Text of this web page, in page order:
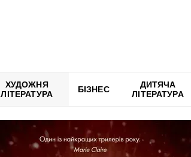
ХУДОЖНЯ
ЛІТЕРАТУРА
БІЗНЕС
ДИТЯЧА
ЛІТЕРАТУРА